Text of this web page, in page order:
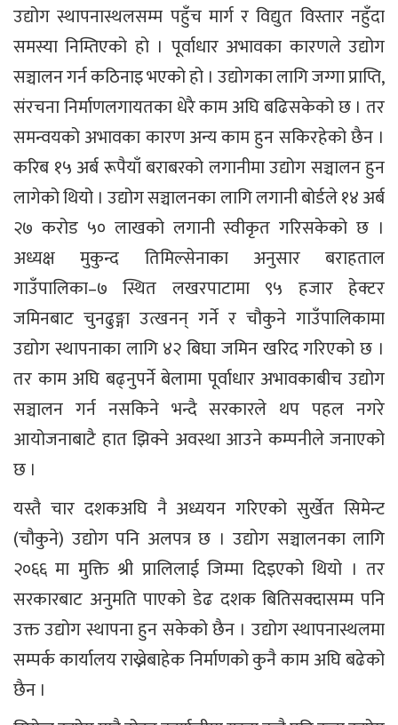
उद्योग स्थापनास्थलसम्म पहुँच मार्ग र विद्युत विस्तार नहुँदा
समस्या निम्तिएको हो । पूर्वाधार अभावका कारणले उद्योग
सञ्चालन गर्न कठिनाइ भएको हो । उद्योगका लागि जग्गा प्राप्ति,
संरचना निर्माणलगायतका धेरै काम अघि बढिसकेको छ । तर
समन्वयको अभावका कारण अन्य काम हुन सकिरहेको छैन ।
करिब १५ अर्ब रूपैयाँ बराबरको लगानीमा उद्योग सञ्चालन हुन
लागेको थियो । उद्योग सञ्चालनका लागि लगानी बोर्डले १४ अर्ब
२७ करोड ५० लाखको लगानी स्वीकृत गरिसकेको छ ।
अध्यक्ष मुकुन्द तिमिल्सेनाका अनुसार बराहताल
गाउँपालिका–७ स्थित लखरपाटामा ९५ हजार हेक्टर
जमिनबाट चुनढुङ्गा उत्खनन् गर्ने र चौकुने गाउँपालिकामा
उद्योग स्थापनाका लागि ४२ बिघा जमिन खरिद गरिएको छ ।
तर काम अघि बढ्नुपर्ने बेलामा पूर्वाधार अभावकाबीच उद्योग
सञ्चालन गर्न नसकिने भन्दै सरकारले थप पहल नगरे
आयोजनाबाटै हात झिक्ने अवस्था आउने कम्पनीले जनाएको
छ ।
यस्तै चार दशकअघि नै अध्ययन गरिएको सुर्खेत सिमेन्ट
(चौकुने) उद्योग पनि अलपत्र छ । उद्योग सञ्चालनका लागि
२०६६ मा मुक्ति श्री प्रालिलाई जिम्मा दिइएको थियो । तर
सरकारबाट अनुमति पाएको डेढ दशक बितिसक्दासम्म पनि
उक्त उद्योग स्थापना हुन सकेको छैन । उद्योग स्थापनास्थलमा
सम्पर्क कार्यालय राख्नेबाहेक निर्माणको कुनै काम अघि बढेको
छैन ।